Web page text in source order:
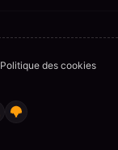
Politique des cookies